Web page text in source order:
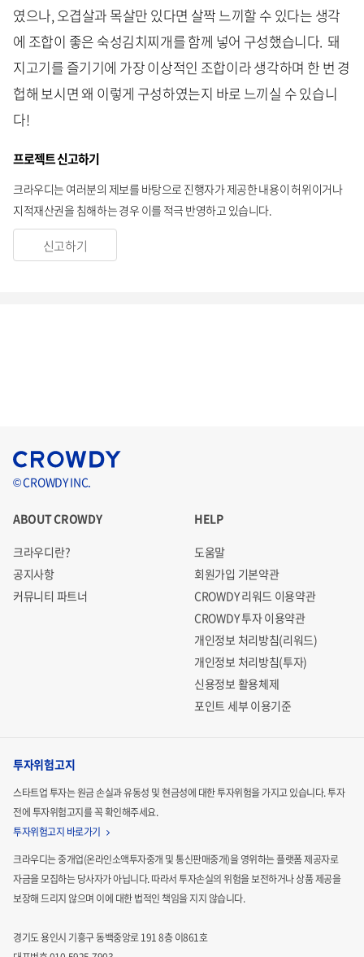
였으나, 오겹살과 목살만 있다면 살짝 느끼할 수 있다는 생각
에 조합이 좋은 숙성김치찌개를 함께 넣어 구성했습니다. 돼
지고기를 즐기기에 가장 이상적인 조합이라 생각하며 한 번 경
헙해 보시면 왜 이렇게 구성하였는지 바로 느끼실 수 있습니
다!
프로젝트 신고하기
크라우디는 여러분의 제보를 바탕으로 진행자가 제공한 내용이 허위이거나
지적재산권을 침해하는 경우 이를 적극 반영하고 있습니다.
신고하기
© CROWDY INC.
ABOUT CROWDY
크라우디란?
공지사항
커뮤니티 파트너
HELP
도움말
회원가입 기본약관
CROWDY 리워드 이용약관
CROWDY 투자 이용약관
개인정보 처리방침(리워드)
개인정보 처리방침(투자)
신용정보 활용체제
포인트 세부 이용기준
투자위험고지
스타트업 투자는 원금 손실과 유동성 및 현금성에 대한 투자위험을 가지고 있습니다.투자
전에 투자위험고지를 꼭 확인해주세요.
투자위험고지 바로가기
크라우디는 중개업(온라인소액투자중개 및 통신판매중개)을 영위하는 플랫폼 제공자로
자금을 모집하는당사자가 아닙니다. 따라서 투자손실의 위험을 보전하거나 상품 제공을
보장해 드리지 않으며 이에 대한 법적인 책임을 지지 않습니다.
경기도 용인시 기흥구 동백중앙로 191 8층 이861호